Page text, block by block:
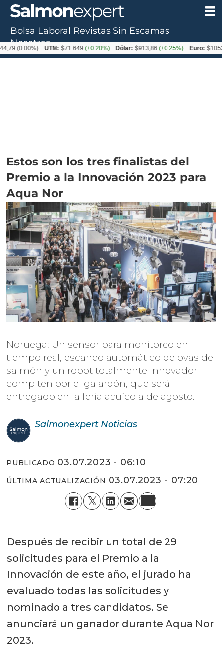
Estos son los tres finalistas del
Premio a la Innovación 2023 para
Aqua Nor
Noruega: Un sensor para monitoreo en
tiempo real, escaneo automático de ovas de
salmón y un robot totalmente innovador
compiten por el galardón, que será
entregado en la feria acuícola de agosto.
Salmonexpert Noticias
PUBLICADO 03.07.2023 - 06:10
ÚLTIMA ACTUALIZACIÓN 03.07.2023 - 07:20
Después de recibir un total de 29
solicitudes para el Premio a la
Innovación de este año, el jurado ha
evaluado todas las solicitudes y
nominado a tres candidatos. Se
anunciará un ganador durante Aqua Nor
2023.
Bolsa Laboral Revistas Sin Escamas
Nosotros
UTM: $71.649 (+0.20%) Dólar: $913,86 (+0.25%) Euro: $1053,08(-